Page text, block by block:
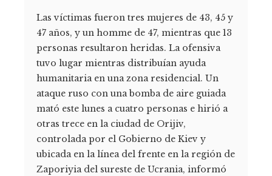
Las víctimas fueron tres mujeres de 43, 45 y
47 años, y un homme de 47, mientras que 13
personas resultaron heridas. La ofensiva
tuvo lugar mientras distribuían ayuda
humanitaria en una zona residencial. Un
ataque ruso con una bomba de aire guiada
mató este lunes a cuatro personas e hirió a
otras trece en la ciudad de Orijiv,
controlada por el Gobierno de Kiev y
ubicada en la línea del frente en la región de
Zaporiyia del sureste de Ucrania, informó